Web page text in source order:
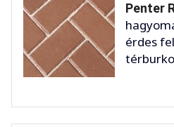
Penter
érdes